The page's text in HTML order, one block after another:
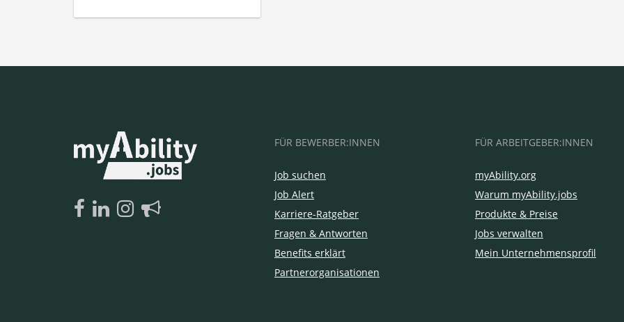
FÜR BEWERBER:INNEN
Job suchen
Job Alert
Karriere-Ratgeber
Fragen & Antworten
Benefits erklärt
Partnerorganisationen
FÜR ARBEITGEBER:INNEN
myAbility.org
Warum myAbility.jobs
Produkte & Preise
Jobs verwalten
Mein Unternehmensprofil